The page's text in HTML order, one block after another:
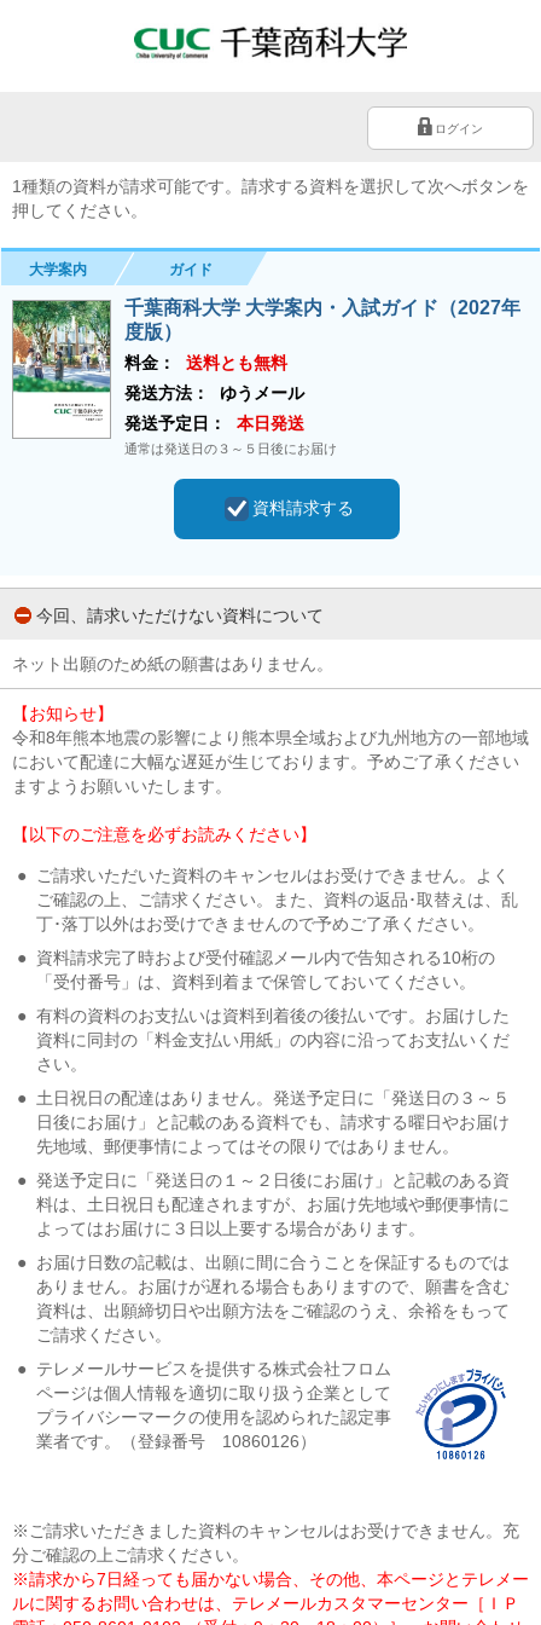
ログイン
1種類の資料が請求可能です。請求する資料を選択して次へボタンを
押してください。
大学案内 ガイド
千葉商科大学 大学案内・入試ガイド（2027年
度版）
料金：
送料とも無料
発送方法：
ゆうメール
発送予定日：
本日発送
通常は発送日の３～５日後にお届け
資料請求する
今回、請求いただけない資料について
ネット出願のため紙の願書はありません。
【お知らせ】
令和8年熊本地震の影響により熊本県全域および九州地方の一部地域
において配達に大幅な遅延が生じております。予めご了承ください
ますようお願いいたします。
【以下のご注意を必ずお読みください】
●
ご請求いただいた資料のキャンセルはお受けできません。よく
ご確認の上、ご請求ください。また、資料の返品･取替えは、乱
丁･落丁以外はお受けできませんので予めご了承ください。
● 資料請求完了時および受付確認メール内で告知される10桁の
「受付番号」は、資料到着まで保管しておいてください。
● 有料の資料のお支払いは資料到着後の後払いです。お届けした
資料に同封の「料金支払い用紙」の内容に沿ってお支払いくだ
さい。
● 土日祝日の配達はありません。発送予定日に「発送日の３～５
日後にお届け」と記載のある資料でも、請求する曜日やお届け
先地域、郵便事情によってはその限りではありません。
● 発送予定日に「発送日の１～２日後にお届け」と記載のある資
料は、土日祝日も配達されますが、お届け先地域や郵便事情に
よってはお届けに３日以上要する場合があります。
● お届け日数の記載は、出願に間に合うことを保証するものでは
ありません。お届けが遅れる場合もありますので、願書を含む
資料は、出願締切日や出願方法をご確認のうえ、余裕をもって
ご請求ください。
● テレメールサービスを提供する株式会社フロム
ページは個人情報を適切に取り扱う企業として
プライバシーマークの使用を認められた認定事
業者です。（登録番号 10860126）
※ご請求いただきました資料のキャンセルはお受けできません。充
分ご確認の上ご請求ください。
※請求から7日経っても届かない場合、その他、本ページとテレメー
ルに関するお問い合わせは、テレメールカスタマーセンター［ＩＰ